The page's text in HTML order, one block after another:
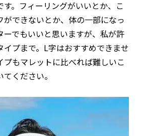
す。フィーリングがいいとか、こ
ができないとか、体の一部になっ
ーでもいいと思いますが、私が許
プまで。L字はおすすめできませ
プもマレットに比べれば難しいこ
ください。